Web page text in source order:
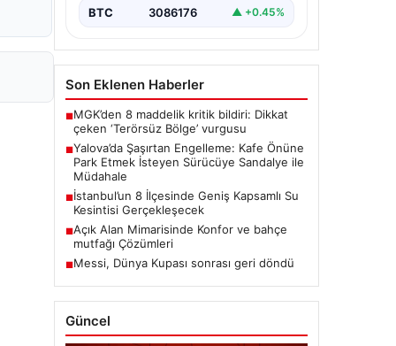
BTC 3086176 ▲ +0.45%
Son Eklenen Haberler
■MGK’den 8 maddelik kritik bildiri: Dikkat
çeken ‘Terörsüz Bölge’ vurgusu
■Yalova’da Şaşırtan Engelleme: Kafe Önüne
Park Etmek İsteyen Sürücüye Sandalye ile
Müdahale
■İstanbul’un 8 İlçesinde Geniş Kapsamlı Su
Kesintisi Gerçekleşecek
■Açık Alan Mimarisinde Konfor ve bahçe
mutfağı Çözümleri
■Messi, Dünya Kupası sonrası geri döndü
Güncel